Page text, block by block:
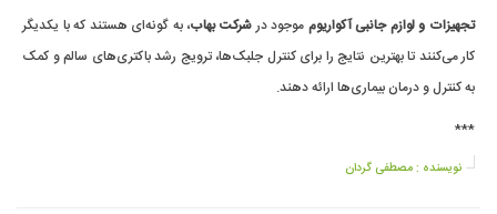
تجهیزات و لوازم جانبی آکواریوم موجود درشرکت بهاب، به گونه‌ای هستند که با یکدیگر
کار می‌کنند تا بهترین نتایج را برای کنترل جلبک‌ها، ترویج رشد باکتری‌های سالم و کمک
به کنترل و درمان بیماری‌ها ارائه دهند.
***
نویسنده :مصطفی گردان